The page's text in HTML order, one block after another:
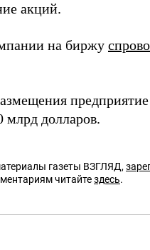
акций.
на биржу
млрд долларов.
газеты ВЗГЛЯД,
читайтездесь.